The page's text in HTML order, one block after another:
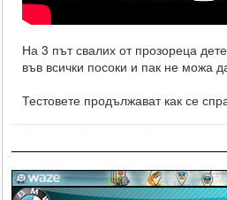
На 3 път свалих от прозореца
във всички посоки и пак не можа
Тестовете продължават как се